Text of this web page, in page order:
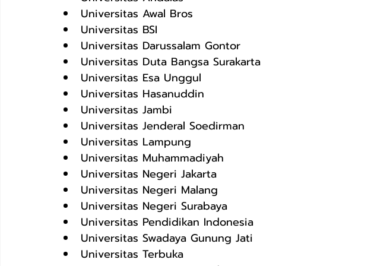
Universitas Awal Bros
Universitas BSI
Universitas Darussalam Gontor
Universitas Duta Bangsa Surakarta
Universitas Esa Unggul
Universitas Hasanuddin
Universitas Jambi
Universitas Jenderal Soedirman
Universitas Lampung
Universitas Muhammadiyah
Universitas Negeri Jakarta
Universitas Negeri Malang
Universitas Negeri Surabaya
Universitas Pendidikan Indonesia
Universitas Swadaya Gunung Jati
Universitas Terbuka